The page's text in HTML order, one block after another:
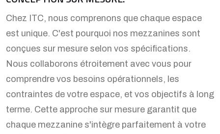
Chez ITC, nous comprenons que chaque espace
est unique. C'est pourquoi nos mezzanines sont
conçues sur mesure selon vos spécifications.
Nous collaborons étroitement avec vous pour
comprendre vos besoins opérationnels, les
contraintes de votre espace, et vos objectifs à long
terme. Cette approche sur mesure garantit que
chaque mezzanine s'intègre parfaitement à votre